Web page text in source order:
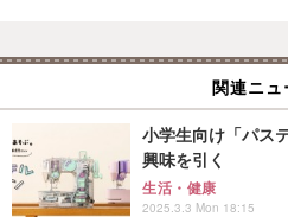
関連ニュ
小学生向け「パス
興味を引く
生活・健康
2025.3.3 Mon 18:15